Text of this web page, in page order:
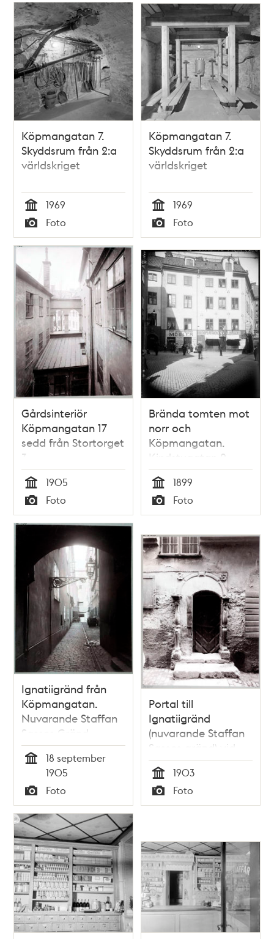
Köpmangatan 7.
Skyddsrum från 2:a
världskriget
Tid
1969
Typ
Foto
Köpmangatan 7.
Skyddsrum från 2:a
världskriget
Tid
1969
Typ
Foto
Gårdsinteriör
Köpmangatan 17
sedd från Stortorget
3
Tid
1905
Typ
Foto
Brända tomten mot
norr och
Köpmangatan.
Kindstugatan 2
Tid
1899
Typ
Foto
Ignatiigränd från
Köpmangatan.
Nuvarande Staffan
Sasses Gränd
18 september
1905
Typ
Foto
Portal till
Ignatiigränd
(nuvarande Staffan
Sasses gränd) vid
Köpmangatan
Tid
1903
Typ
Foto